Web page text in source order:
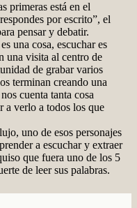
primeras está en el
por escrito”, el
pensar y debatir.
una cosa, escuchar es
una visita al centro de
de grabar varios
terminan creando una
cuenta tanta cosa
a verlo a todos los que
uno de esos personajes
a escuchar y extraer
que fuera uno de los 5
de leer sus palabras.